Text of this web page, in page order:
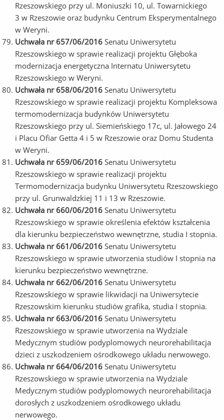
Rzeszowskiego przy ul. Moniuszki 10, ul. Towarnickiego
3 w Rzeszowie oraz budynku Centrum Eksperymentalnego
w Weryni.
Uchwała nr 657/06/2016 Senatu Uniwersytetu
Rzeszowskiego w sprawie realizacji projektu Głęboka
modernizacja energetyczna Internatu Uniwersytetu
Rzeszowskiego w Weryni.
Uchwała nr 658/06/2016 Senatu Uniwersytetu
Rzeszowskiego w sprawie realizacji projektu Kompleksowa
termomodernizacja budynków Uniwersytetu
Rzeszowskiego przy ul. Siemieńskiego 17c, ul. Jałowego 24
i Placu Ofiar Getta 4 i 5 w Rzeszowie oraz Domu Studenta
w Weryni.
Uchwała nr 659/06/2016 Senatu Uniwersytetu
Rzeszowskiego w sprawie realizacji projektu
Termomodernizacja budynku Uniwersytetu Rzeszowskiego
przy ul. Grunwaldzkiej 11 i 13 w Rzeszowie.
Uchwała nr 660/06/2016 Senatu Uniwersytetu
Rzeszowskiego w sprawie określenia efektów kształcenia
dla kierunku bezpieczeństwo wewnętrzne, studia I stopnia.
Uchwała nr 661/06/2016 Senatu Uniwersytetu
Rzeszowskiego w sprawie utworzenia studiów I stopnia na
kierunku bezpieczeństwo wewnętrzne.
Uchwała nr 662/06/2016 Senatu Uniwersytetu
Rzeszowskiego w sprawie likwidacji na Uniwersytecie
Rzeszowskim kierunku studiów grafika, studia I stopnia.
Uchwała nr 663/06/2016 Senatu Uniwersytetu
Rzeszowskiego w sprawie utworzenia na Wydziale
Medycznym studiów podyplomowych neurorehabilitacja
dzieci z uszkodzeniem ośrodkowego układu nerwowego.
Uchwała nr 664/06/2016 Senatu Uniwersytetu
Rzeszowskiego w sprawie utworzenia na Wydziale
Medycznym studiów podyplomowych neurorehabilitacja
dorosłych z uszkodzeniem ośrodkowego układu
nerwowego.